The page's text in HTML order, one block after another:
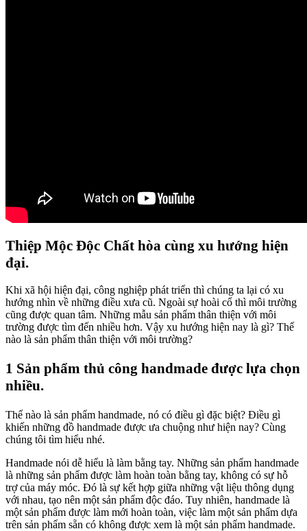
Thiệp Mộc Độc Chất hòa cùng xu hướng hiện
đại.
Khi xã hội hiện đại, công nghiệp phát triển thì chúng ta lại có xu
hướng nhìn về những điều xưa cũ. Ngoài sự hoài cổ thì môi trường
cũng được quan tâm. Những mẫu sản phẩm thân thiện với môi
trường được tìm đến nhiều hơn. Vậy xu hướng hiện nay là gì? Thế
nào là sản phẩm thân thiện với môi trường?
1 Sản phẩm thủ công handmade được lựa chọn
nhiều.
Thế nào là sản phẩm handmade, nó có điều gì đặc biệt? Điều gì
khiến những đồ handmade được ưa chuộng như hiện nay? Cùng
chúng tôi tìm hiểu nhé.
Handmade nói dễ hiểu là làm bằng tay. Những sản phẩm handmade
là những sản phẩm được làm hoàn toàn bằng tay, không có sự hỗ
trợ của máy móc. Đó là sự kết hợp giữa những vật liệu thông dụng
với nhau, tạo nên một sản phẩm độc đáo. Tuy nhiên, handmade là
một sản phẩm được làm mới hoàn toàn, việc làm một sản phẩm dựa
trên sản phẩm sẵn có không được xem là một sản phẩm handmade.